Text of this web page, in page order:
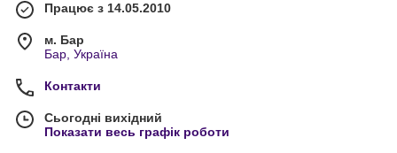
Працює з 14.05.2010
м. Бар
Бар, Україна
Контакти
Сьогодні вихідний
Показати весь графік роботи